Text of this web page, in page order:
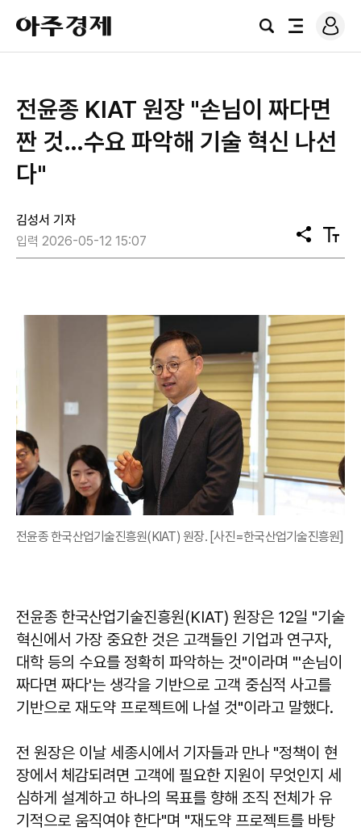
아
주
경
검
전
로
그
전윤종 KIAT 원장 "손님이 짜다면
짠 것…수요 파악해 기술 혁신 나선
다"
김성서 기자
입력 2026-05-12 15:07
공
유
텍
스
전윤종 한국산업기술진흥원(KIAT) 원장. [사진=한국산업기술진흥원]
전윤종 한국산업기술진흥원(KIAT) 원장은 12일 "기술
혁신에서 가장 중요한 것은 고객들인 기업과 연구자,
대학 등의 수요를 정확히 파악하는 것"이라며 "'손님이
짜다면 짜다'는 생각을 기반으로 고객 중심적 사고를
기반으로 재도약 프로젝트에 나설 것"이라고 말했다.
전 원장은 이날 세종시에서 기자들과 만나 "정책이 현
장에서 체감되려면 고객에 필요한 지원이 무엇인지 세
심하게 설계하고 하나의 목표를 향해 조직 전체가 유
기적으로 움직여야 한다"며 "재도약 프로젝트를 바탕